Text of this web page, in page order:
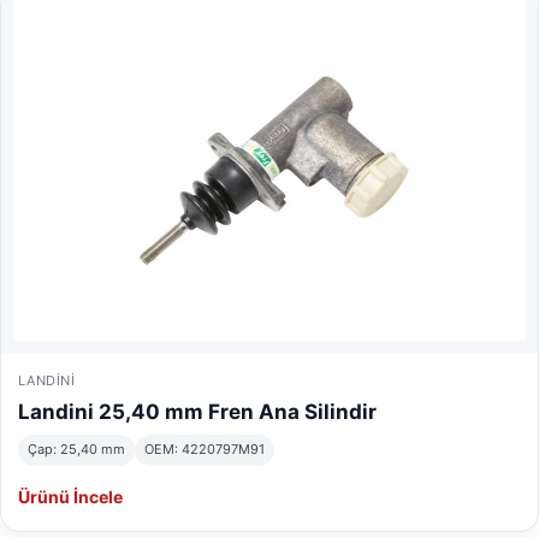
LANDINI
Landini 25,40 mm Fren Ana Silindir
Çap: 25,40 mm OEM: 4220797M91
Ürünü İncele